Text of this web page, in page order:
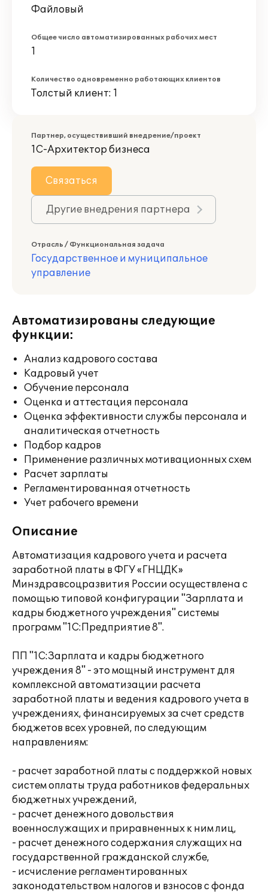
Файловый
Общее число автоматизированных рабочих мест
1
Количество одновременно работающих клиентов
Толстый клиент: 1
Партнер, осуществивший внедрение/проект
1С-Архитектор бизнеса
Связаться
Другие внедрения партнера
Отрасль / Функциональная задача
Государственное и муниципальное
управление
Автоматизированы следующие
функции:
Анализ кадрового состава
Кадровый учет
Обучение персонала
Оценка и аттестация персонала
Оценка эффективности службы персонала и
аналитическая отчетность
Подбор кадров
Применение различных мотивационных схем
Расчет зарплаты
Регламентированная отчетность
Учет рабочего времени
Описание
Автоматизация кадрового учета и расчета
заработной платы в ФГУ «ГНЦДК»
Минздравсоцразвития России осуществлена с
помощью типовой конфигурации "Зарплата и
кадры бюджетного учреждения" системы
программ "1С:Предприятие 8".
ПП "1С:Зарплата и кадры бюджетного
учреждения 8" - это мощный инструмент для
комплексной автоматизации расчета
заработной платы и ведения кадрового учета в
учреждениях, финансируемых за счет средств
бюджетов всех уровней, по следующим
направлениям:
- расчет заработной платы с поддержкой новых
систем оплаты труда работников федеральных
бюджетных учреждений,
- расчет денежного довольствия
военнослужащих и приравненных к ним лиц,
- расчет денежного содержания служащих на
государственной гражданской службе,
- исчисление регламентированных
законодательством налогов и взносов с фонда